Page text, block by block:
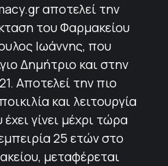
αποτελεί την
του Φαρμακείου
Ιωάννης, που
Δημήτριο και στην
Αποτελεί την πιο
και λειτουργία
γίνει μέχρι τώρα
25 ετών στο
μεταφέρεται